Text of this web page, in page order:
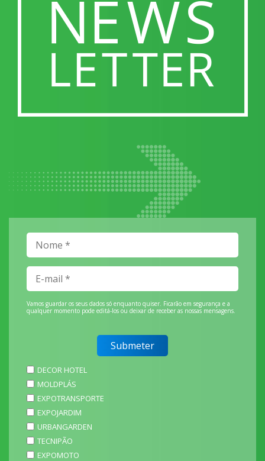
Vamos guardar os seus dados só enquanto quiser. Ficarão em segurança e a
qualquer momento pode editá-los ou deixar de receber as nossas mensagens.
DECOR HOTEL
MOLDPLÁS
EXPOTRANSPORTE
EXPOJARDIM
URBANGARDEN
TECNIPÃO
EXPOMOTO